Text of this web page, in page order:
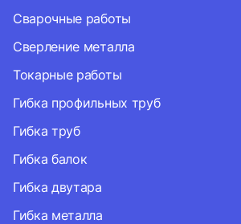
Сварочные работы
Сверление металла
Токарные работы
Гибка профильных труб
Гибка труб
Гибка балок
Гибка двутара
Гибка металла